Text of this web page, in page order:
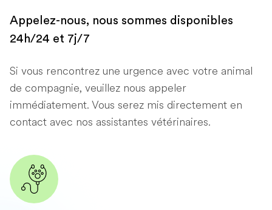
Appelez-nous, nous sommes disponibles
24h/24 et 7j/7
Si vous rencontrez une urgence avec votre animal
de compagnie, veuillez nous appeler
immédiatement. Vous serez mis directement en
contact avec nos assistantes vétérinaires.